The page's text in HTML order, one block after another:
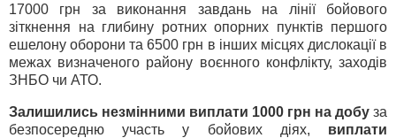
17000 грн за виконання завдань на лінії бойового
зіткнення на глибину ротних опорних пунктів першого
ешелону оборони та 6500 грн в інших місцях дислокації в
межах визначеного району воєнного конфлікту, заходів
ЗНБО чи АТО.
Залишились незмінними виплати 1000 грн на добу за
безпосередню участь у бойових діях, виплати